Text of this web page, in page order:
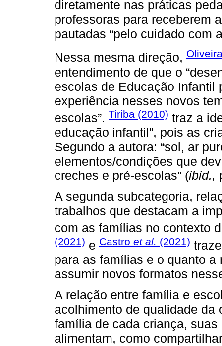
diretamente nas práticas
professoras para receberem
pautadas “pelo cuidado com
Nessa mesma direção,
entendimento de que o
escolas de Educação Infantil
experiência nesses novos
escolas”. Tiriba (2010) traz a
educação infantil”, pois as
Segundo a autora: “sol, ar
elementos/condições que
creches e pré-escolas” (ibid.,
A segunda subcategoria,
trabalhos que destacam a
com as famílias no contexto
(2021) e Castro et al. (2021)
para as famílias e o quanto
assumir novos formatos
A relação entre família e
acolhimento de qualidade da
família de cada criança,
alimentam, como